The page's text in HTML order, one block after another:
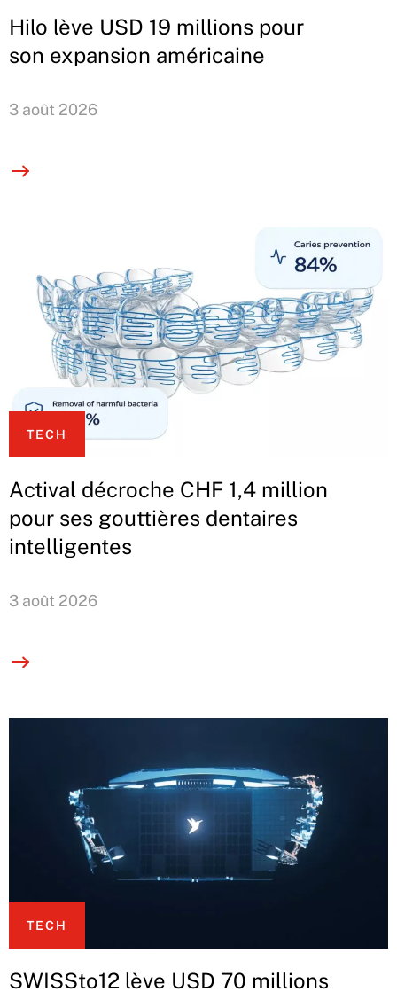
Hilo lève USD 19 millions pour
son expansion américaine
3 août 2026
TECH
Actival décroche CHF 1,4 million
pour ses gouttières dentaires
intelligentes
3 août 2026
TECH
SWISSto12 lève USD 70 millions